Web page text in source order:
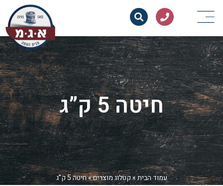
חיטה 5 ק”ג
עמוד הבית»קטלוג מוצרים»חיטה 5 ק”ג